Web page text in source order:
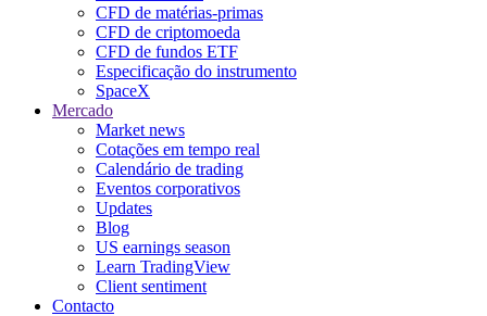
CFD de matérias-primas
CFD de criptomoeda
CFD de fundos ETF
Especificação do instrumento
SpaceX
Mercado
Market news
Cotações em tempo real
Calendário de trading
Eventos corporativos
Updates
Blog
US earnings season
Learn TradingView
Client sentiment
Contacto